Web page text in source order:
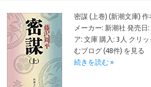
密謀 (上巻) (新潮文庫)
メーカー: 新潮社 発売
ア: 文庫 購入: 3人 クリ
むブログ (48件) を見
続きを読む »